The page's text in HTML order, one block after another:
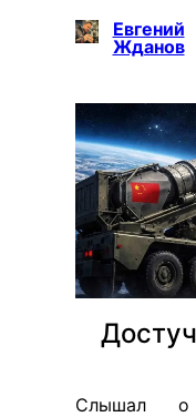
Евгений
Жданов
Слышал